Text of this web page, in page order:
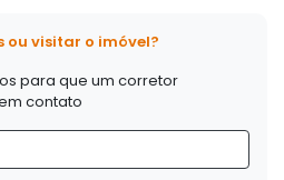
ou visitar o imóvel?
para que um corretor
contato